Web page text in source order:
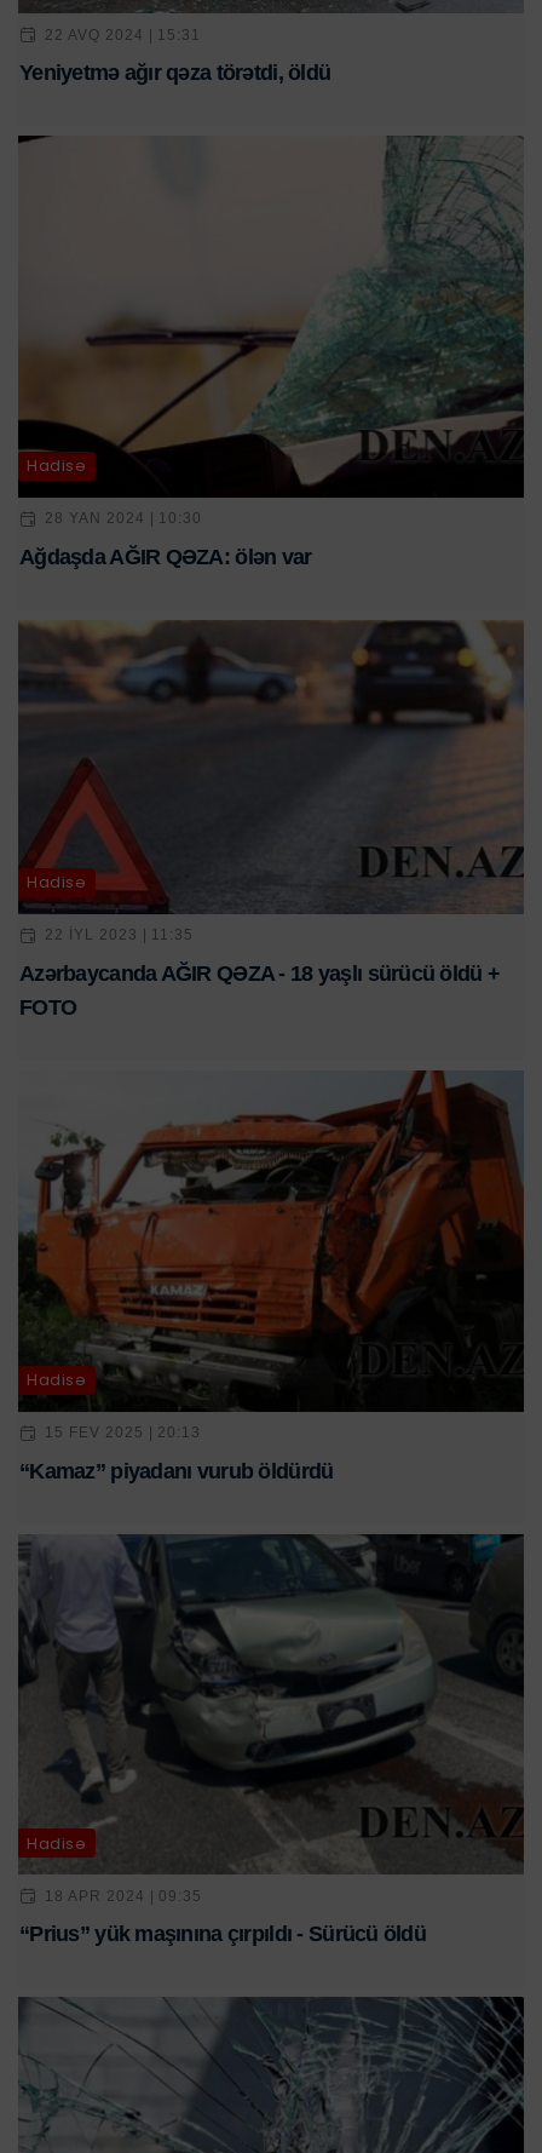
22 AVQ 2024 | 15:31
Yeniyetmə ağır qəza törətdi, öldü
Hadisə
28 YAN 2024 | 10:30
Ağdaşda AĞIR QƏZA: ölən var
Hadisə
22 IYL 2023 | 11:35
Azərbaycanda AĞIR QƏZA - 18 yaşlı sürücü öldü +
FOTO
Hadisə
15 FEV 2025 | 20:13
“Kamaz” piyadanı vurub öldürdü
Hadisə
18 APR 2024 | 09:35
“Prius” yük maşınına çırpıldı - Sürücü öldü